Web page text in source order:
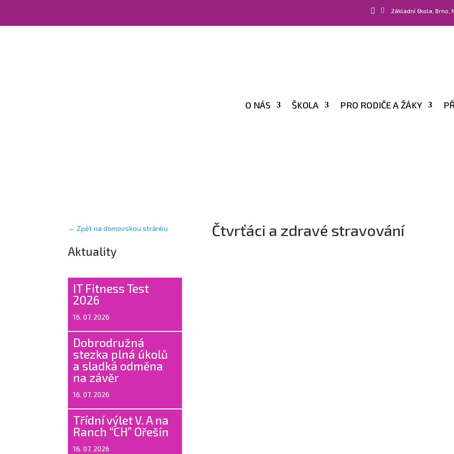
  Základní škola, Brno,
O NÁS ŠKOLA PRO RODIČE A ŽÁKY
← Zpět na domovskou stránku
Aktuality
IT Fitness Test
2026
16. 07. 2026
Dobrodružná
stezka plná úkolů
a sladká odměna
na závěr
16. 07. 2026
Třídní výlet V. A na
Ranch “CH” Ořešín
16. 07. 2026
Čtvrťáci a zdravé stravování